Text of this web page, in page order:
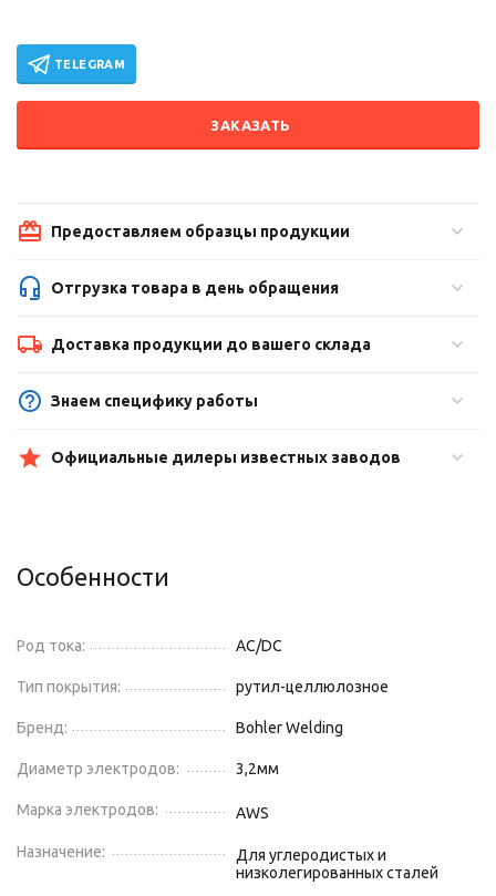
TELEGRAM
ЗАКАЗАТЬ
Предоставляем образцы продукции
Отгрузка товара в день обращения
Доставка продукции до вашего склада
Знаем специфику работы
Официальные дилеры известных заводов
Особенности
Род тока: AC/DC
Тип покрытия: рутил-целлюлозное
Бренд: Bohler Welding
Диаметр электродов: 3,2мм
Марка электродов: AWS
Назначение:
Для углеродистых и
низколегированных сталей